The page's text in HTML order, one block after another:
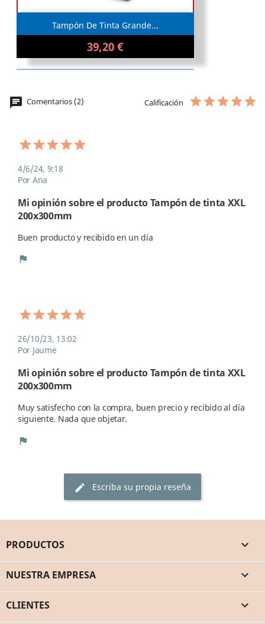
Tampón De Tinta Grande...
39,20 €
chat Comentarios (2) Calificación
4/6/24, 9:18
Por Ana
Mi opinión sobre el producto Tampón de tinta XXL
200x300mm
Buen producto y recibido en un día
flag
26/10/23, 13:02
Por Jaume
Mi opinión sobre el producto Tampón de tinta XXL
200x300mm
Muy satisfecho con la compra, buen precio y recibido al día
siguiente. Nada que objetar.
flag
edit Escriba su propia reseña
PRODUCTOS 
NUESTRA EMPRESA 
CLIENTES 